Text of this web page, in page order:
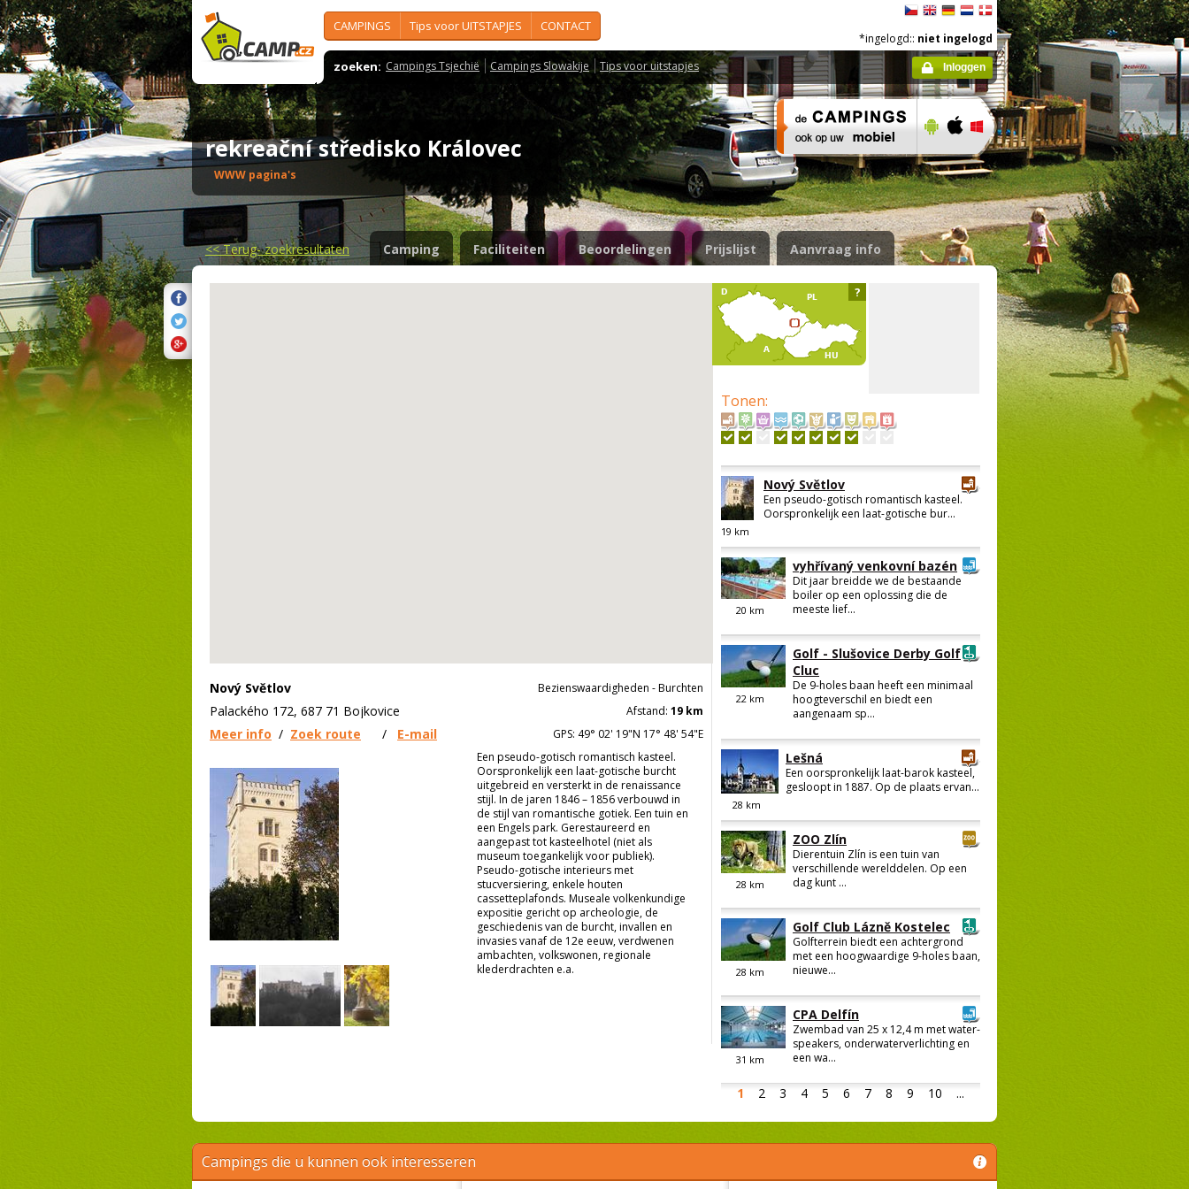
CAMPINGS Tips voor UITSTAPJES CONTACT
zoeken: Campings Tsjechië Campings Slowakije Tips voor uitstapjes
*ingelogd:: niet ingelogd
Inloggen
rekreační středisko Královec
WWW pagina's
<<Terug- zoekresultaten Camping Faciliteiten Beoordelingen Prijslijst Aanvraag info
?
Nový Světlov
Palackého 172, 687 71 Bojkovice
Meer info / Zoek route / E-mail
Bezienswaardigheden - Burchten
Afstand: 19 km
GPS: 49° 02' 19"N 17° 48' 54"E
Een pseudo-gotisch romantisch kasteel.
Oorspronkelijk een laat-gotische burcht
uitgebreid en versterkt in de renaissance
stijl. In de jaren 1846 – 1856 verbouwd in
de stijl van romantische gotiek. Een tuin en
een Engels park. Gerestaureerd en
aangepast tot kasteelhotel (niet als
museum toegankelijk voor publiek).
Pseudo-gotische interieurs met
stucversiering, enkele houten
cassetteplafonds. Museale volkenkundige
expositie gericht op archeologie, de
geschiedenis van de burcht, invallen en
invasies vanaf de 12e eeuw, verdwenen
ambachten, volkswonen, regionale
klederdrachten e.a.
Tonen:
1 2 3 4 5 6 7 8 9 10 ...
19 km
Nový Světlov
Een pseudo-gotisch romantisch kasteel.
Oorspronkelijk een laat-gotische bur...
20 km
vyhřívaný venkovní bazén
Dit jaar breidde we de bestaande
boiler op een oplossing die de
meeste lief...
22km
Golf - Slušovice Derby Golf
Cluc
De 9-holes baan heeft een minimaal
hoogteverschil en biedt een
aangenaam sp...
28 km
Lešná
Een oorspronkelijk laat-barok kasteel,
gesloopt in 1887. Op de plaats ervan...
28 km
ZOO Zlín
Dierentuin Zlín is een tuin van
verschillende werelddelen. Op een
dag kunt ...
28 km
Golf Club Lázně Kostelec
Golfterrein biedt een achtergrond
met een hoogwaardige 9-holes baan,
nieuwe...
31 km
CPA Delfín
Zwembad van 25 x 12,4 m met water-
speakers, onderwaterverlichting en
een wa...
Campings die u kunnen ook interesseren